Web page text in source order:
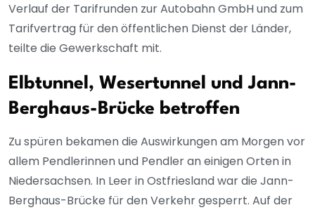
Verlauf der Tarifrunden zur Autobahn GmbH und zum
Tarifvertrag für den öffentlichen Dienst der Länder,
teilte die Gewerkschaft mit.
Elbtunnel, Wesertunnel und Jann-
Berghaus-Brücke betroffen
Zu spüren bekamen die Auswirkungen am Morgen vor
allem Pendlerinnen und Pendler an einigen Orten in
Niedersachsen. In Leer in Ostfriesland war die Jann-
Berghaus-Brücke für den Verkehr gesperrt. Auf der